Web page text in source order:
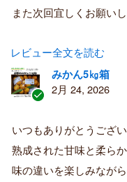
また次回宜しくお願い
レビュー全文を読む
証
済
み
購
みかん5㎏箱
2月 24, 2026
いつもありがとうござ
熟成された甘味と柔ら
味の違いを楽しみなが